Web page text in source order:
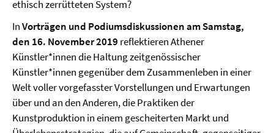
ethisch zerrütteten System?
InVorträgen und Podiumsdiskussionen am Samstag,
den 16. November 2019 reflektieren Athener
Künstler*innen die Haltung zeitgenössischer
Künstler*innen gegenüber dem Zusammenleben in einer
Welt voller vorgefasster Vorstellungen und Erwartungen
über und an den Anderen, die Praktiken der
Kunstproduktion in einem gescheiterten Markt und